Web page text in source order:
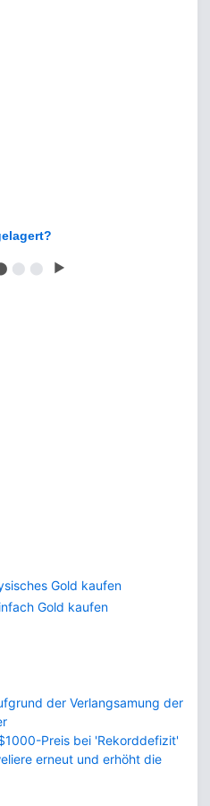
⬤ ⬤ ▶
Gold kaufen
Gold kaufen
der Verlangsamung der
Preis bei 'Rekorddefizit'
erneut und erhöht die